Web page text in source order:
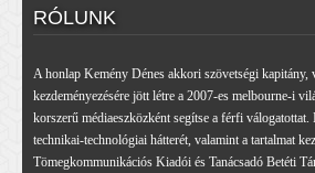
RÓLUNK
A honlap Kemény Dénes akkori szövetségi
kezdeményezésére jött létre a 2007-es melbourne-i
korszerű médiaeszközként segítse a férfi
technikai-technológiai hátterét, valamint a tartalmat
Tömegkommunikációs Kiadói és Tanácsadó Betéti